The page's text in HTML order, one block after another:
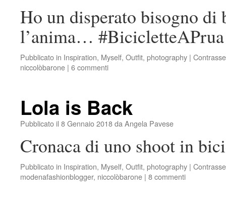
Ho un disperato bisogno di
l’anima… #BicicletteAPrua
Pubblicato in Inspiration, Myself, Outfit, photography |
niccolòbarone | 6 commenti
Lola is Back
Pubblicato il 8 Gennaio 2018da Angela Pavese
Cronaca di uno shoot in
Pubblicato in Inspiration, Myself, Outfit, photography |
modenafashionblogger, niccolòbarone | 8 commenti